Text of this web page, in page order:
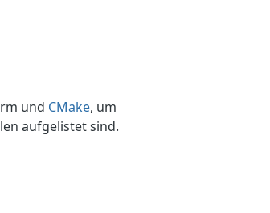
und CMake, um
aufgelistet sind.